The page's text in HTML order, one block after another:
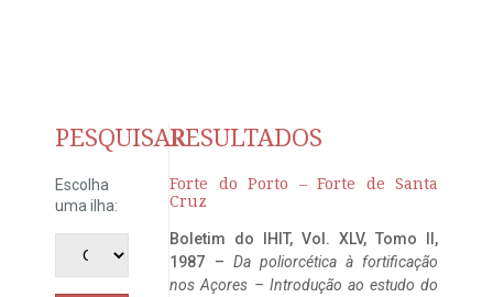
PESQUISAR
Escolha
uma ilha:
RESULTADOS
Forte do Porto – Forte de Santa
Cruz
Boletim do IHIT, Vol. XLV, Tomo II,
1987 – Da poliorcética à fortificação
nos Açores – Introdução ao estudo do